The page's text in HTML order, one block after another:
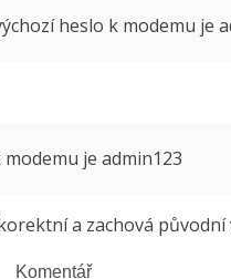
heslo k modemu je
je admin123
a zachová
Komentář